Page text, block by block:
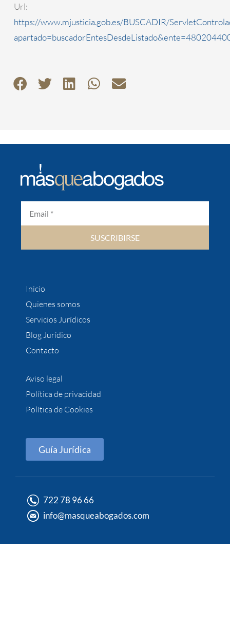
Url:
https://www.mjusticia.gob.es/BUSCADIR/
SUSCRIBIRSE
Inicio
Quienes somos
Servicios Jurídicos
Blog Jurídico
Contacto
Aviso legal
Política de privacidad
Política de Cookies
Guía Jurídica
722 78 96 66
info@masqueabogados.com